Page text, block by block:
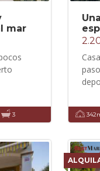
mar
3